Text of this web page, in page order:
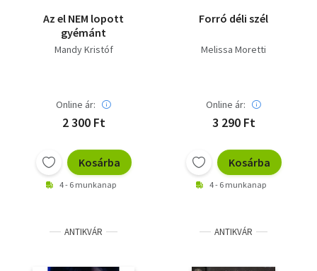
Az el NEM lopott
gyémánt
Mandy Kristóf
Online ár:
2 300 Ft
Kosárba
4 - 6 munkanap
Forró déli szél
Melissa Moretti
Online ár:
3 290 Ft
Kosárba
4 - 6 munkanap
ANTIKVÁR ANTIKVÁR